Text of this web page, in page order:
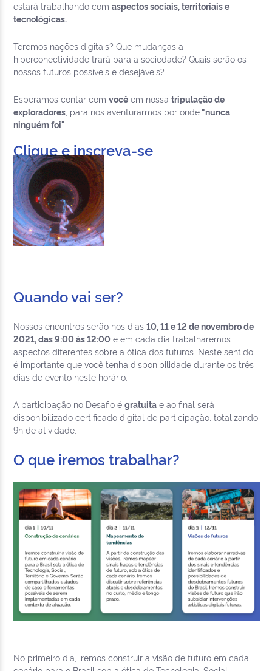
estará trabalhando com aspectos sociais, territoriais e
tecnológicas.
Teremos nações digitais? Que mudanças a
hiperconectividade trará para a sociedade? Quais serão os
nossos futuros possíveis e desejáveis?
Esperamos contar com você em nossa tripulação de
exploradores , para nos aventurarmos por onde "nunca
ninguém foi"
Clique e inscreva-se
Quando vai ser?
Nossos encontros serão nos dias 10, 11 e 12 de novembro de
2021, das 9:00 às 12:00 e em cada dia trabalharemos
aspectos diferentes sobre a ótica dos futuros. Neste sentido
é importante que você tenha disponibilidade durante os três
dias de evento neste horário.
A participação no Desafio é gratuita e ao final será
disponibilizado certificado digital de participação, totalizando
9h de atividade.
O que iremos trabalhar?
No primeiro dia, iremos construir a visão de futuro em cada